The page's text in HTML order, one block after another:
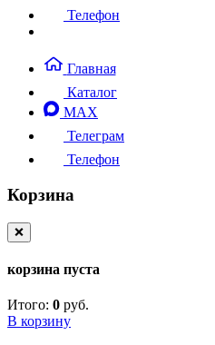
Телефон
Главная
Каталог
MAX
Телеграм
Телефон
Корзина
❌
корзина пуста
Итого: 0 руб.
В корзину